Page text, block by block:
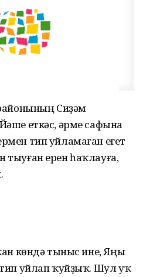
Сиҙәм
еткәс, әрме сафына
тип уйламаған егет
ерен һаҡлауға,
көндә тыныс ине, Яңы
уйлап ҡуйҙыҡ. Шул уҡ